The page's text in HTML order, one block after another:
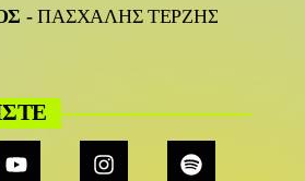
-ΠΑΣΧΑΛΗΣ ΤΕΡΖΗΣ